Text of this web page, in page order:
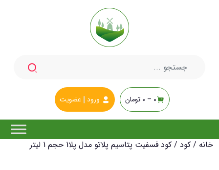
0 –
0 تومان ورود عضویت
خانه / کود / کود فسفیت پتاسیم پلاتو مدل پلا1 حجم 1 لیتر